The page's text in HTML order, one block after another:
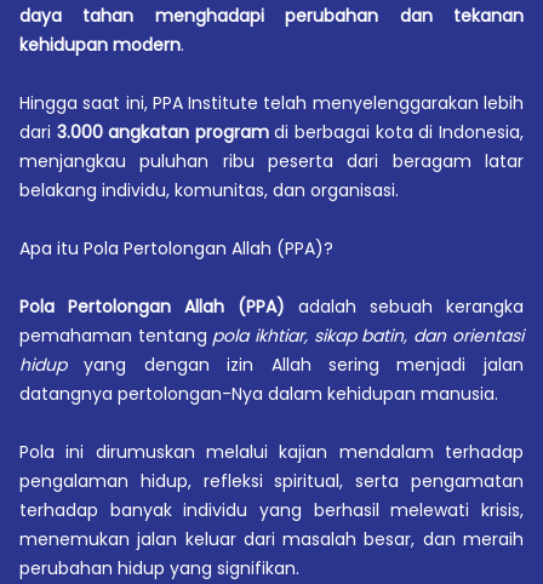
daya tahan menghadapi perubahan dan tekanan
kehidupan modern.
Hingga saat ini, PPA Institute telah menyelenggarakan lebih
dari 3.000 angkatan programdi berbagai kota di Indonesia,
menjangkau puluhan ribu peserta dari beragam latar
belakang individu, komunitas, dan organisasi.
Apa itu Pola Pertolongan Allah (PPA)?
Pola Pertolongan Allah (PPA) adalah sebuah kerangka
pemahaman tentang pola ikhtiar, sikap batin, dan orientasi
hidupyang dengan izin Allah sering menjadi jalan
datangnya pertolongan-Nya dalam kehidupan manusia.
Pola ini dirumuskan melalui kajian mendalam terhadap
pengalaman hidup, refleksi spiritual, serta pengamatan
terhadap banyak individu yang berhasil melewati krisis,
menemukan jalan keluar dari masalah besar, dan meraih
perubahan hidup yang signifikan.